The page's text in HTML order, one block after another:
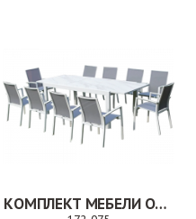
КОМПЛЕКТ МЕБЕЛИ ОЛБИ